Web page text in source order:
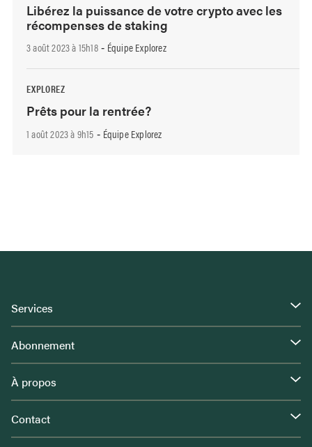
Libérez la puissance de votre crypto avec les
récompenses de staking
3 août 2023 à 15h18- Équipe Explorez
EXPLOREZ
Prêts pour la rentrée?
1 août 2023 à 9h15 - Équipe Explorez
Services
Abonnement
À propos
Contact